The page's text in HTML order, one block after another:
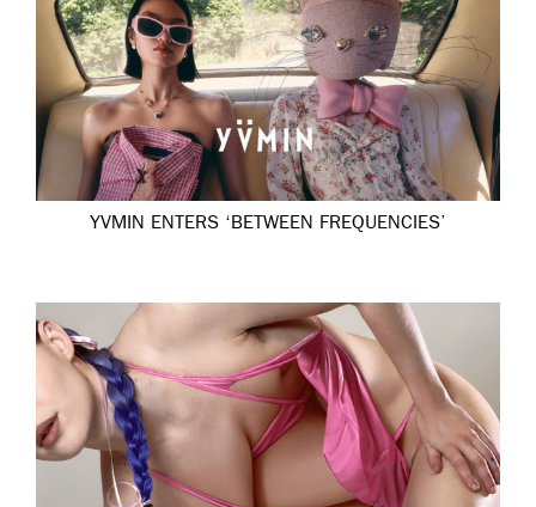
YVMIN ENTERS ‘BETWEEN FREQUENCIES’